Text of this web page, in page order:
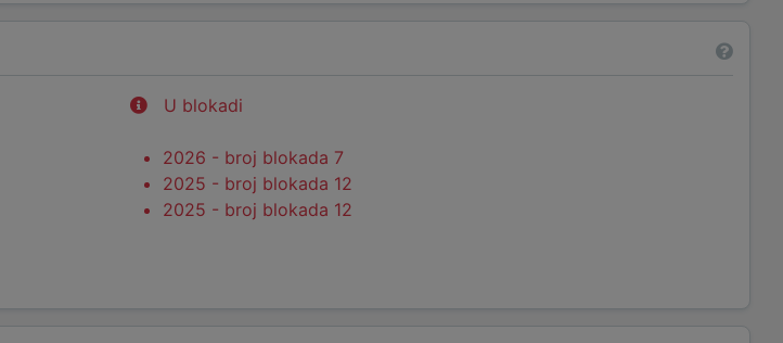
U blokadi
2026 - broj blokada 7
2025 - broj blokada 12
2025 - broj blokada 12